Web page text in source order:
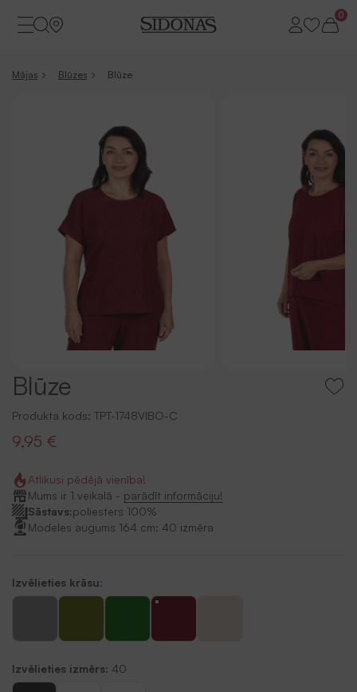
0
Mājas Blūzes Blūze
Blūze
Produkta kods: TPT-1748VIBO-C
9,95 €
Atlikusi pēdējā vienība!
Mums ir 1 veikalā - parādīt informāciju!
Sāstavs:poliesters 100%
Modeles augums 164 cm; 40 izmēra
Izvēlieties krāsu:
Izvēlieties izmērs: 40